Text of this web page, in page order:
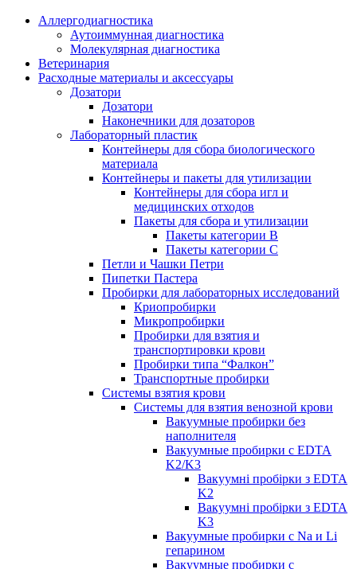
Аллергодиагностика
Аутоиммунная диагностика
Молекулярная диагностика
Ветеринария
Расходные материалы и аксессуары
Дозатори
Дозатори
Наконечники для дозаторов
Лабораторный пластик
Контейнеры для сбора биологического
материала
Контейнеры и пакеты для утилизации
Контейнеры для сбора игл и
медицинских отходов
Пакеты для сбора и утилизации
Пакеты категории B
Пакеты категории C
Петли и Чашки Петри
Пипетки Пастера
Пробирки для лабораторных исследований
Криопробирки
Микропробирки
Пробирки для взятия и
транспортировки крови
Пробирки типа “Фалкон”
Транспортные пробирки
Системы взятия крови
Системы для взятия венозной крови
Вакуумные пробирки без
наполнителя
Вакуумные пробирки с EDTA
K2/K3
Вакуумні пробірки з EDTA
K2
Вакуумні пробірки з EDTA
K3
Вакуумные пробирки с Na и Li
гепарином
Вакуумные пробирки с